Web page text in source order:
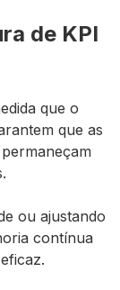
de KPI
que o
que as
ou ajustando
contínua